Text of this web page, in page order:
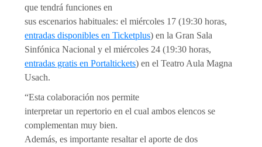
que tendrá funciones en
sus escenarios habituales: el miércoles 17 (19:30 horas,
entradas disponibles en Ticketplus) en la Gran Sala
Sinfónica Nacional y el miércoles 24 (19:30 horas,
entradas gratis en Portaltickets) en el Teatro Aula Magna
Usach.
“Esta colaboración nos permite
interpretar un repertorio en el cual ambos elencos se
complementan muy bien.
Además, es importante resaltar el aporte de dos